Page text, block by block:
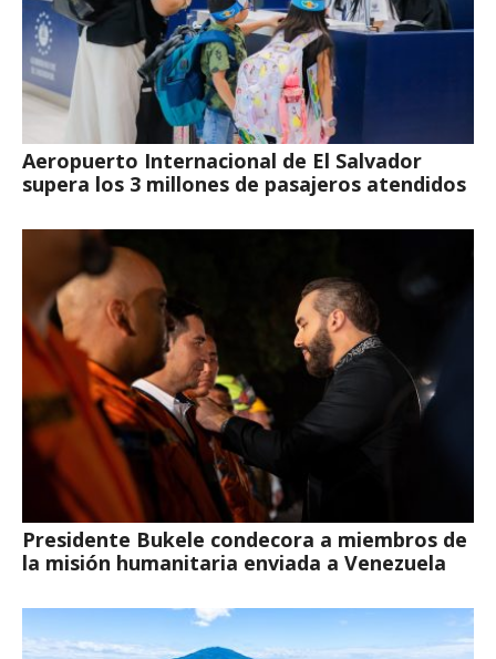
Aeropuerto Internacional de El Salvador
supera los 3 millones de pasajeros atendidos
Presidente Bukele condecora a miembros de
la misión humanitaria enviada a Venezuela